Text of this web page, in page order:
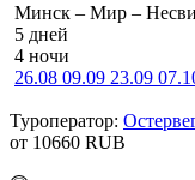
Минск – Мир –
5 дней
4 ночи
26.08 09.09 23.09
Туроператор:
от 10660 RUB